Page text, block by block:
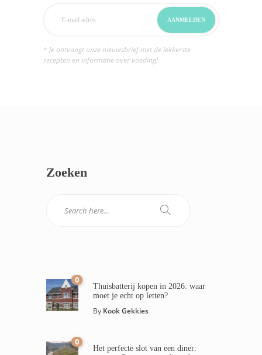
* Je ontvangt onze nieuwsbrief met de lekkerste
recepten en informatie over voeding!
Zoeken
0
Thuisbatterij kopen in 2026: waar
moet je echt op letten?
By Kook Gekkies
0
Het perfecte slot van een diner: